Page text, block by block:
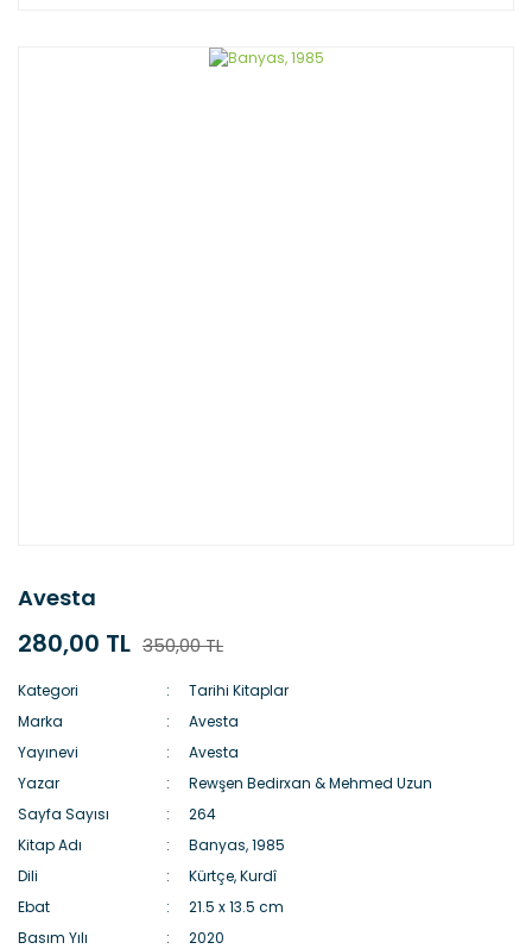
Avesta
280,00 TL 350,00 TL
Kategori
Tarihi Kitaplar
Marka
Avesta
Yayınevi
Avesta
Yazar
Rewşen Bedirxan & Mehmed Uzun
Sayfa Sayısı
264
Kitap Adı
Banyas, 1985
Dili
Kürtçe, Kurdî
Ebat
21.5 x 13.5 cm
Basım Yılı
2020